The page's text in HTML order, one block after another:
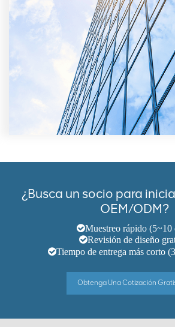
¿Busca un socio para
OEM/ODM?
Muestreo rápido (5~10
Revisión de diseño
Tiempo de entrega más corto
Obtenga Una Cotización